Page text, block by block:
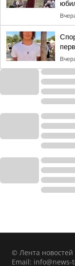
© Лента новостей
Email: info@news-